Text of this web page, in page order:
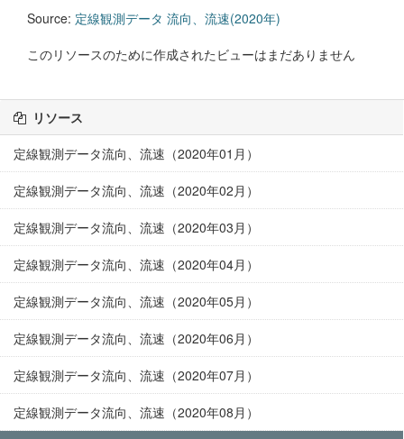
Source: 定線観測データ 流向、流速(2020年)
このリソースのために作成されたビューはまだありません
リソース
定線観測データ流向、流速（2020年01月）
定線観測データ流向、流速（2020年02月）
定線観測データ流向、流速（2020年03月）
定線観測データ流向、流速（2020年04月）
定線観測データ流向、流速（2020年05月）
定線観測データ流向、流速（2020年06月）
定線観測データ流向、流速（2020年07月）
定線観測データ流向、流速（2020年08月）